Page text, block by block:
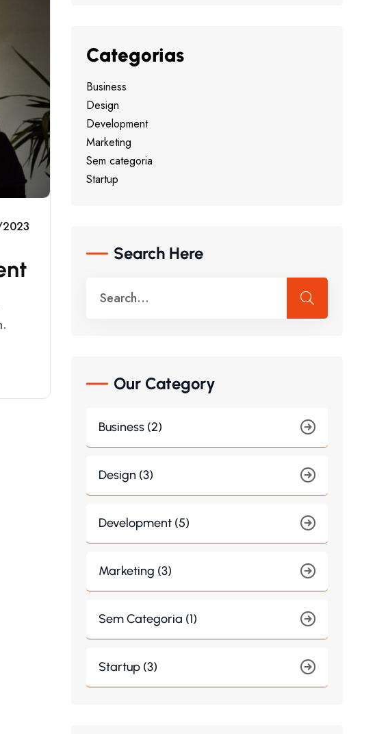
NT
Categorias
Business
Design
Development
Marketing
Sem categoria
Startup
Search Here
Our Category
Business (2)
Design (3)
Development (5)
Marketing (3)
Sem Categoria (1)
Startup (3)